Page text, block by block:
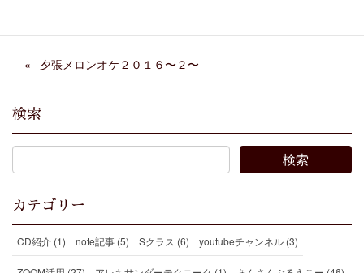
夕張メロンオケ２０１６〜２〜
検索
カテゴリー
CD紹介 (1) note記事 (5) Sクラス (6) youtubeチャンネル (3)